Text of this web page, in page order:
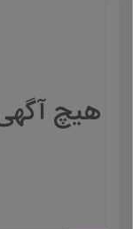
هیچ